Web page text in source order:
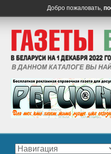
Добро пожаловать,